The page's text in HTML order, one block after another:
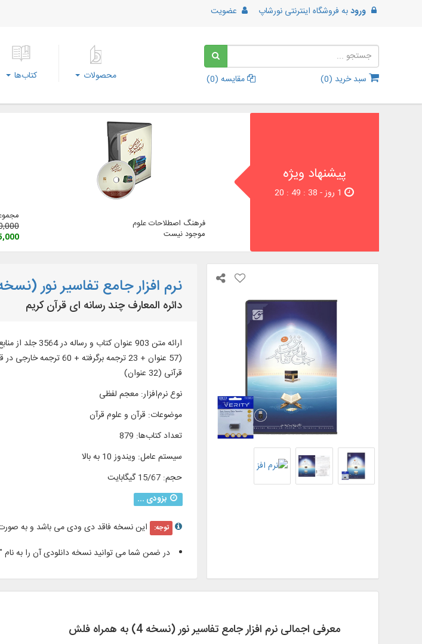
ورودبه فروشگاه اینترنتی نورشاپ عضویت
سبد خرید (0
) مقایسه (0
) محصولات کتاب‌ها
پیشنهاد ویژه
فرهنگ اصطلاحات علوم
موجود نیست
150,000
75,000
نرم افزار جامع تفاسیر نور (نسخه 4) به همراه
دائره المعارف چند رسانه ای قرآن کریم
قرآنی (32 عنوان)
نوع نرم‌افزار: معجم لفظی
موضوعات: قرآن و علوم قرآن
تعداد کتاب‌ها:
879
سیستم عامل: ویندوز 10 به بالا
حجم: 15/67 گیگابایت
بزودی ...
توجه:
این نسخه فاقد دی ودی می باشد و به
در ضمن شما می توانید نسخه دانلودی آن را به نام "
معرفی اجمالی نرم افزار جامع تفاسیر نور (نسخه 4) به همراه فلش